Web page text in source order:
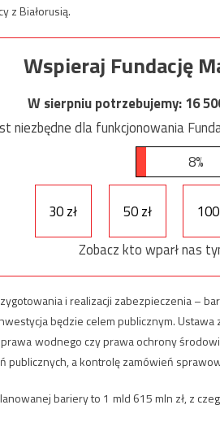
z Białorusią.
Wspieraj Fundację
W sierpniu potrzebujemy:16
niezbędne dla funkcjonowania
8%
30 zł 50 zł
Zobacz kto wparł nas
i realizacji zabezpieczenia –
będzie celem publicznym.
wodnego czy prawa ochrony
publicznych, a kontrolę zamówień
bariery to 1 mld 615 mln zł, z